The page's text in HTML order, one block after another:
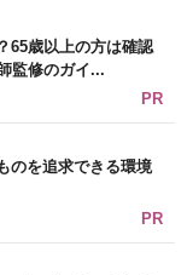
65歳以上の方は確認
監修のガイ...
PR
のを追求できる環境
PR